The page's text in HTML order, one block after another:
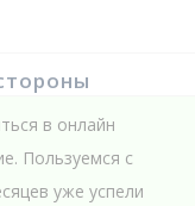
в онлайн
Пользуемся с
уже успели